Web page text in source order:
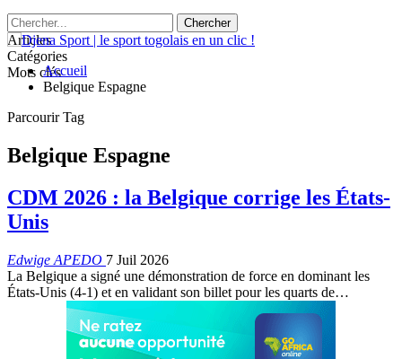
Articles
Catégories
Mots clésAccueil
Belgique Espagne
Parcourir Tag
Belgique Espagne
CDM 2026 : la Belgique corrige les États-
Unis
Edwige APEDO 7 Juil 2026
La Belgique a signé une démonstration de force en dominant les
États-Unis (4-1) et en validant son billet pour les quarts de…